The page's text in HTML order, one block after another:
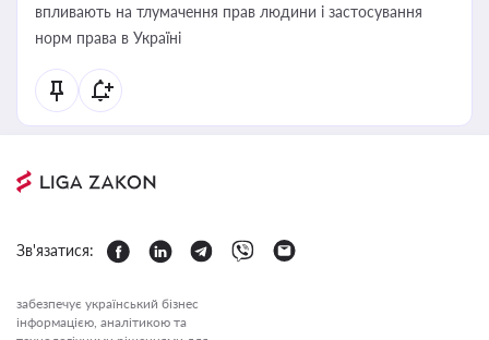
впливають на тлумачення прав людини і застосування
норм права в Україні
Зв'язатися:
забезпечує український бізнес
інформацією, аналітикою та